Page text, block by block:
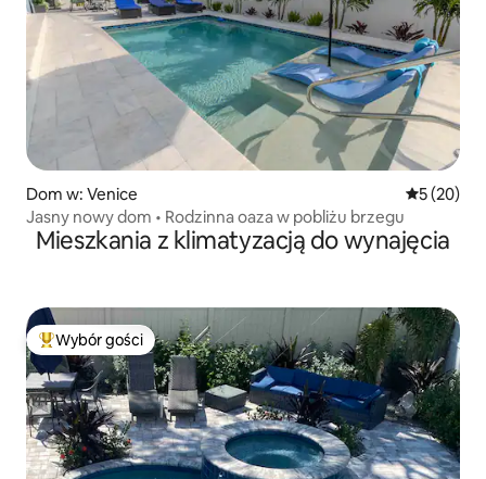
Dom w: Venice Średnia
5 (20)
Jasny nowy dom • Rodzinna oaza w pobliżu brzegu
Mieszkania z klimatyzacją do wynajęcia
Najpopularniejsze z kategorii Wybór gości
Wybór gości